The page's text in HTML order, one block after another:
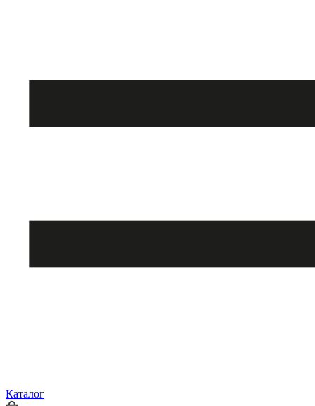
Каталог